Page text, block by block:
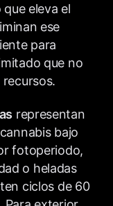
eleva el
ese
para
que no
representan
bajo
fotoperiodo,
o heladas
ciclos de 60